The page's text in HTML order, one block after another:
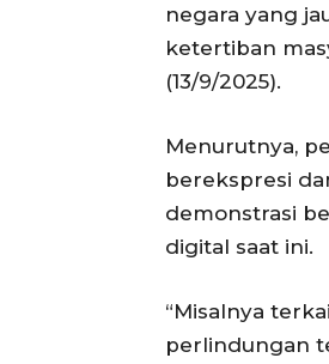
negara yang
ketertiban
(13/9/2025).
Menurutnya,
berekspresi
demonstrasi
digital saat ini.
“Misalnya
perlindungan